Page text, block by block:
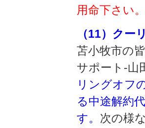
用命下さい
（11）クー
苫小牧市の
サポート‐山
リングオフ
る中途解約
す。 次の様